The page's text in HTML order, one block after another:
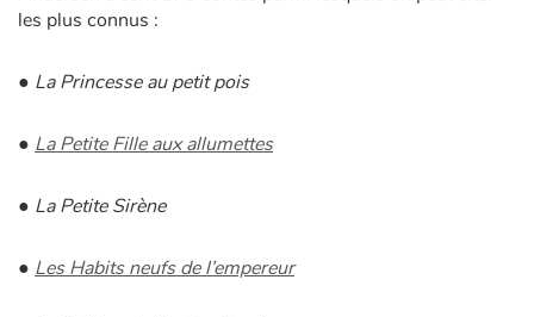
les plus connus :
● La Princesse au petit pois
● La Petite Fille aux allumettes
● La Petite Sirène
● Les Habits neufs de l’empereur